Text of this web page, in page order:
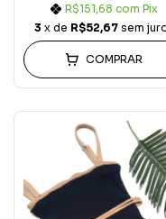
R$151,68com Pix
3 x de R$52,67 sem
COMPRAR